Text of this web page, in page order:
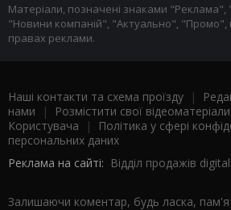
Матеріали, позначені знаками
"Новини компаній", "Актуально", "Промо",
правах реклами.
Наші контакти та схема проїзду |
нами | Розмістити свої відеоматеріали
Користувача |
Політика у сфері
персональних даних
Реклама на сайті: Відділ продажів
Залишаючи коментар, будь ласка,